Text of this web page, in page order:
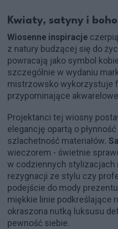
Kwiaty, satyny i boho
Wiosenne inspiracje
z natury budzącej się do
powracają jako symbol
szczególnie w wydaniu
mistrzowsko wykorzystuje
przypominające
Projektanci tej wiosny
elegancję opartą o
szlachetność materiałów.
wieczorem - świetnie
w codziennych stylizacjach
rezygnacji ze stylu czy
podejście do mody
miękkie linie podkreślające
okraszona nutką luksusu
pewność siebie.